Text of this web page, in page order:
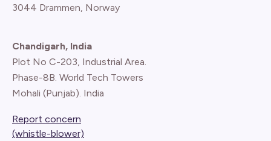
3044 Drammen, Norway
Chandigarh, India
Plot No C-203, Industrial Area.
Phase-8B. World Tech Towers
Mohali (Punjab). India
Report concern
(whistle-blower)